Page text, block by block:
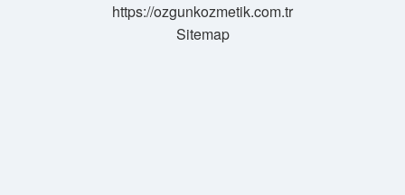
https://ozgunkozmetik.com.tr
Sitemap